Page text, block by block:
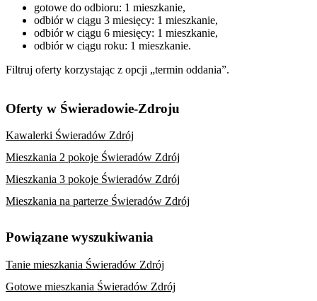
gotowe do odbioru: 1 mieszkanie,
odbiór w ciągu 3 miesięcy: 1 mieszkanie,
odbiór w ciągu 6 miesięcy: 1 mieszkanie,
odbiór w ciągu roku: 1 mieszkanie.
Filtruj oferty korzystając z opcji „termin oddania”.
Oferty w Świeradowie-Zdroju
Kawalerki Świeradów Zdrój
Mieszkania 2 pokoje Świeradów Zdrój
Mieszkania 3 pokoje Świeradów Zdrój
Mieszkania na parterze Świeradów Zdrój
Powiązane wyszukiwania
Tanie mieszkania Świeradów Zdrój
Gotowe mieszkania Świeradów Zdrój